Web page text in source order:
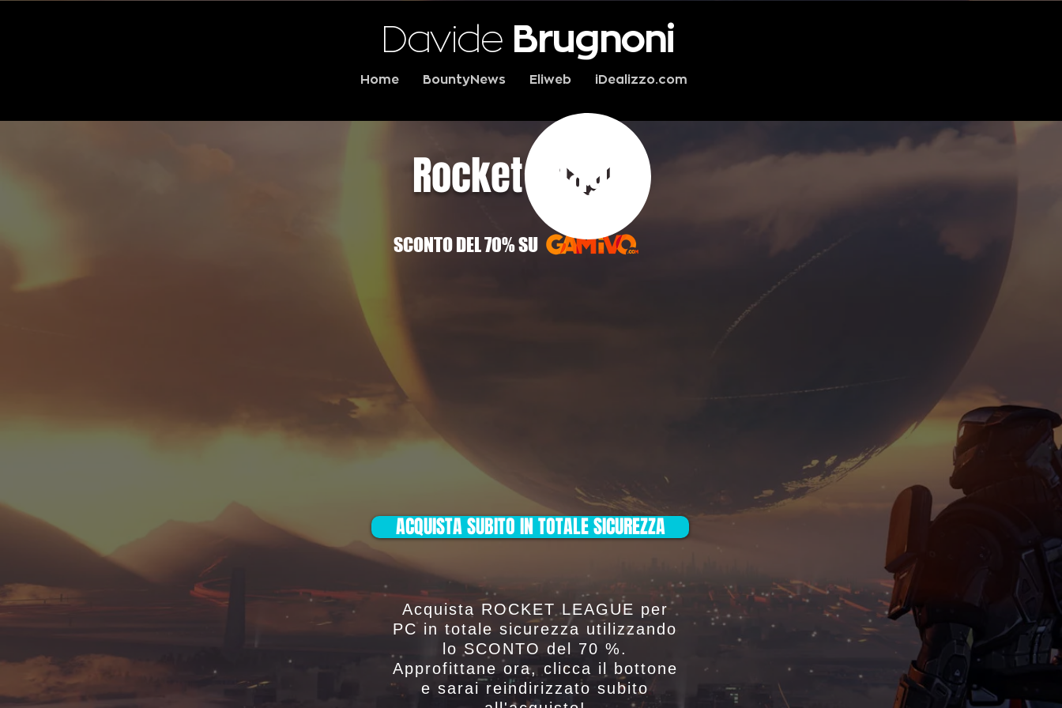
Davide Brugnoni
Home BountyNews Eliweb iDealizzo.com
Rocket League
SCONTO DEL 70% SU
ACQUISTA SUBITO IN TOTALE SICUREZZA
Acquista ROCKET LEAGUE per
PC in totale sicurezza utilizzando
lo SCONTO del 70 %.
Approfittane ora, clicca il bottone
e sarai reindirizzato subito